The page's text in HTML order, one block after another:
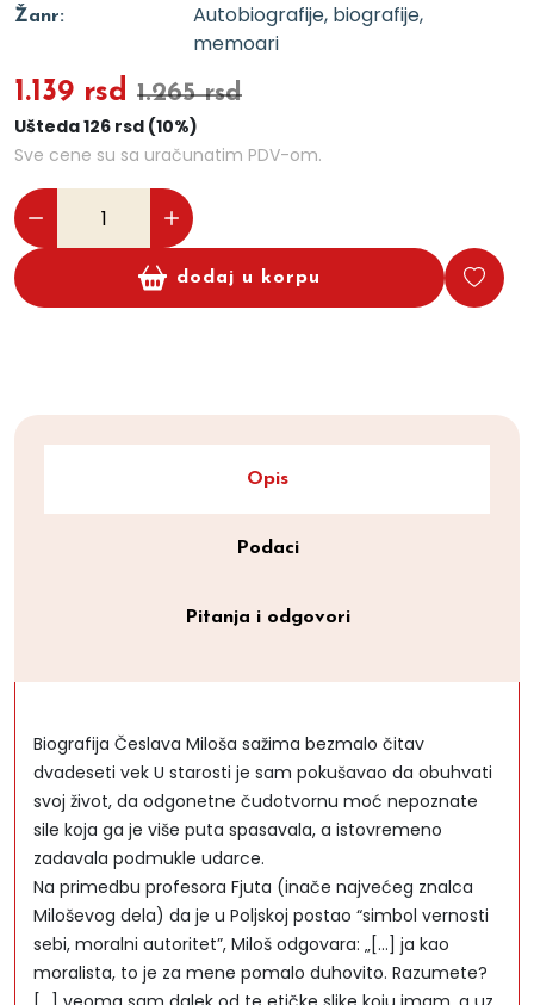
Žanr:
Autobiografije, biografije,
memoari
1.139 rsd 1.265 rsd
Ušteda 126 rsd (10%)
Sve cene su sa uračunatim PDV-om.
dodaj u korpu
Opis
Podaci
Pitanja i odgovori
Biografija Česlava Miloša sažima bezmalo čitav
dvadeseti vek U starosti je sam pokušavao da obuhvati
svoj život, da odgonetne čudotvornu moć nepoznate
sile koja ga je više puta spasavala, a istovremeno
zadavala podmukle udarce.
Na primedbu profesora Fjuta (inače najvećeg znalca
Miloševog dela) da je u Poljskoj postao “simbol vernosti
sebi, moralni autoritet”, Miloš odgovara: „[...] ja kao
moralista, to je za mene pomalo duhovito. Razumete?